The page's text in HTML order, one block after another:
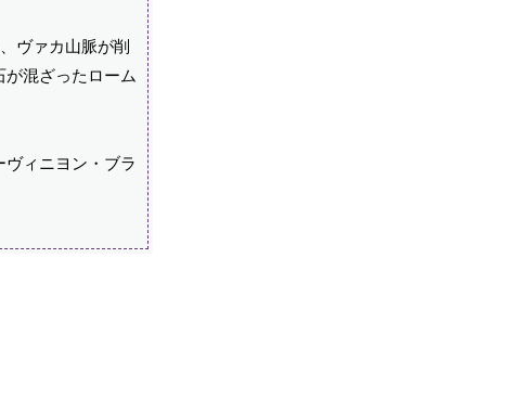
ヴァカ山脈が削
混ざったローム
ィニヨン・ブラ